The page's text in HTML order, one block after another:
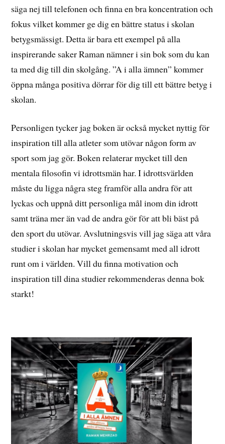
säga nej till telefonen och finna en bra koncentration och
fokus vilket kommer ge dig en bättre status i skolan
betygsmässigt. Detta är bara ett exempel på alla
inspirerande saker Raman nämner i sin bok som du kan
ta med dig till din skolgång. ”A i alla ämnen” kommer
öppna många positiva dörrar för dig till ett bättre betyg i
skolan.
Personligen tycker jag boken är också mycket nyttig för
inspiration till alla atleter som utövar någon form av
sport som jag gör. Boken relaterar mycket till den
mentala filosofin vi idrottsmän har. I idrottsvärlden
måste du ligga några steg framför alla andra för att
lyckas och uppnå ditt personliga mål inom din idrott
samt träna mer än vad de andra gör för att bli bäst på
den sport du utövar. Avslutningsvis vill jag säga att våra
studier i skolan har mycket gemensamt med all idrott
runt om i världen. Vill du finna motivation och
inspiration till dina studier rekommenderas denna bok
starkt!